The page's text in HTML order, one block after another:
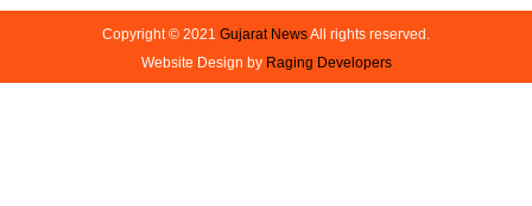
Copyright © 2021 Gujarat NewsAll rights reserved.
Website Design by Raging Developers